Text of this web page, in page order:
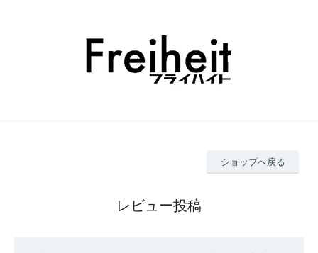
ショップへ戻る
レビュー投稿